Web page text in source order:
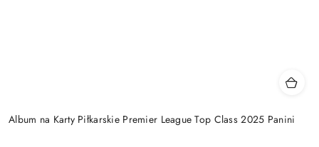
Album na Karty Piłkarskie Premier League Top Class 2025 Panini